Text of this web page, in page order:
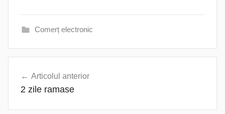
Comerț electronic
Articolul anterior
2 zile ramase